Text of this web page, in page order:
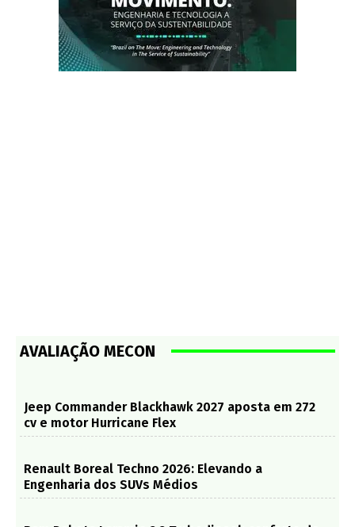
AVALIAÇÃO MECON
Jeep Commander Blackhawk 2027 aposta em 272
cv e motor Hurricane Flex
Renault Boreal Techno 2026: Elevando a
Engenharia dos SUVs Médios